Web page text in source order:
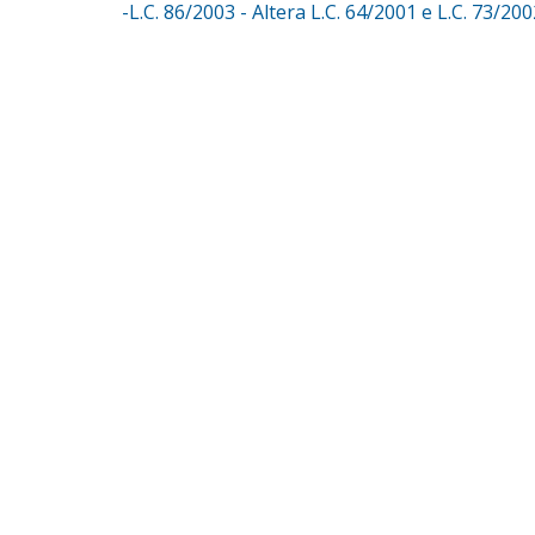
-L.C. 86/2003 - Altera L.C. 64/2001 e L.C. 73/